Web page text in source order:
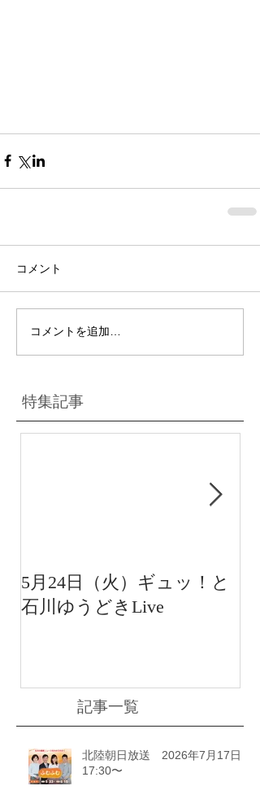
コメント
コメントを追加…
特集記事
5月24日（火）ギュッ！と
石川ゆうどきLive
記事一覧
北陸朝日放送 2026年7月17日
17:30〜